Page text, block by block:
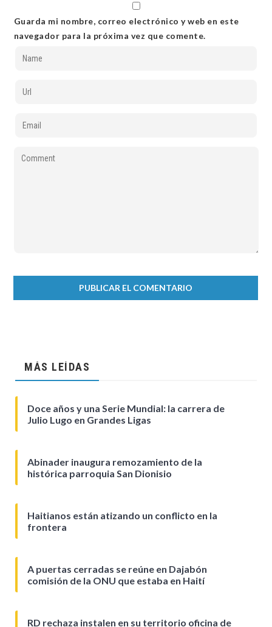
Guarda mi nombre, correo electrónico y web en este
navegador para la próxima vez que comente.
MÁS LEÍDAS
Doce años y una Serie Mundial: la carrera de
Julio Lugo en Grandes Ligas
Abinader inaugura remozamiento de la
histórica parroquia San Dionisio
Haitianos están atizando un conflicto en la
frontera
A puertas cerradas se reúne en Dajabón
comisión de la ONU que estaba en Haití
RD rechaza instalen en su territorio oficina de